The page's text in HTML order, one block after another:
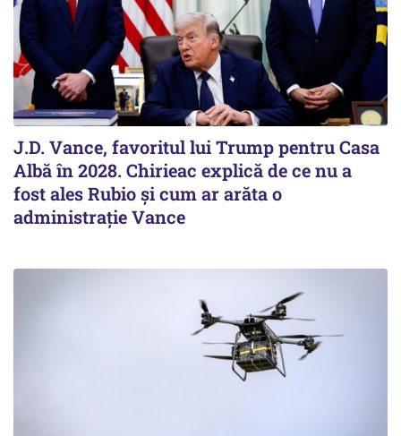
J.D. Vance, favoritul lui Trump pentru Casa
Albă în 2028. Chirieac explică de ce nu a
fost ales Rubio și cum ar arăta o
administrație Vance